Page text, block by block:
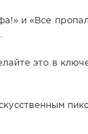
и «Все
это в